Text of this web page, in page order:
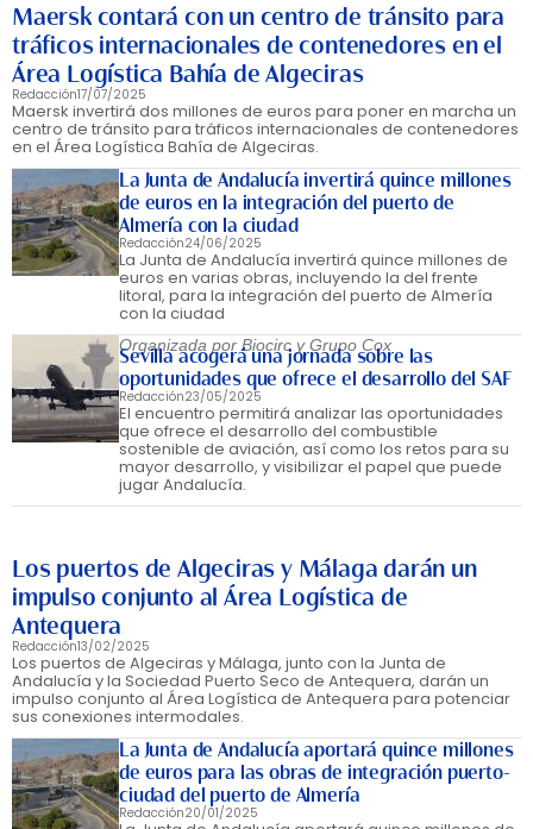
Maersk contará con un centro de tránsito para
tráficos internacionales de contenedores en el
Área Logística Bahía de Algeciras
Redacción17/07/2025
Maersk invertirá dos millones de euros para poner en marcha un
centro de tránsito para tráficos internacionales de contenedores
en el Área Logística Bahía de Algeciras.
La Junta de Andalucía invertirá quince millones
de euros en la integración del puerto de
Almería con la ciudad
Redacción24/06/2025
La Junta de Andalucía invertirá quince millones de
euros en varias obras, incluyendo la del frente
litoral, para la integración del puerto de Almería
con la ciudad
Organizada por Biocirc y Grupo Cox
Sevilla acogerá una jornada sobre las
oportunidades que ofrece el desarrollo del SAF
Redacción23/05/2025
El encuentro permitirá analizar las oportunidades
que ofrece el desarrollo del combustible
sostenible de aviación, así como los retos para su
mayor desarrollo, y visibilizar el papel que puede
jugar Andalucía.
Los puertos de Algeciras y Málaga darán un
impulso conjunto al Área Logística de
Antequera
Redacción13/02/2025
Los puertos de Algeciras y Málaga, junto con la Junta de
Andalucía y la Sociedad Puerto Seco de Antequera, darán un
impulso conjunto al Área Logística de Antequera para potenciar
sus conexiones intermodales.
La Junta de Andalucía aportará quince millones
de euros para las obras de integración puerto-
ciudad del puerto de Almería
Redacción20/01/2025